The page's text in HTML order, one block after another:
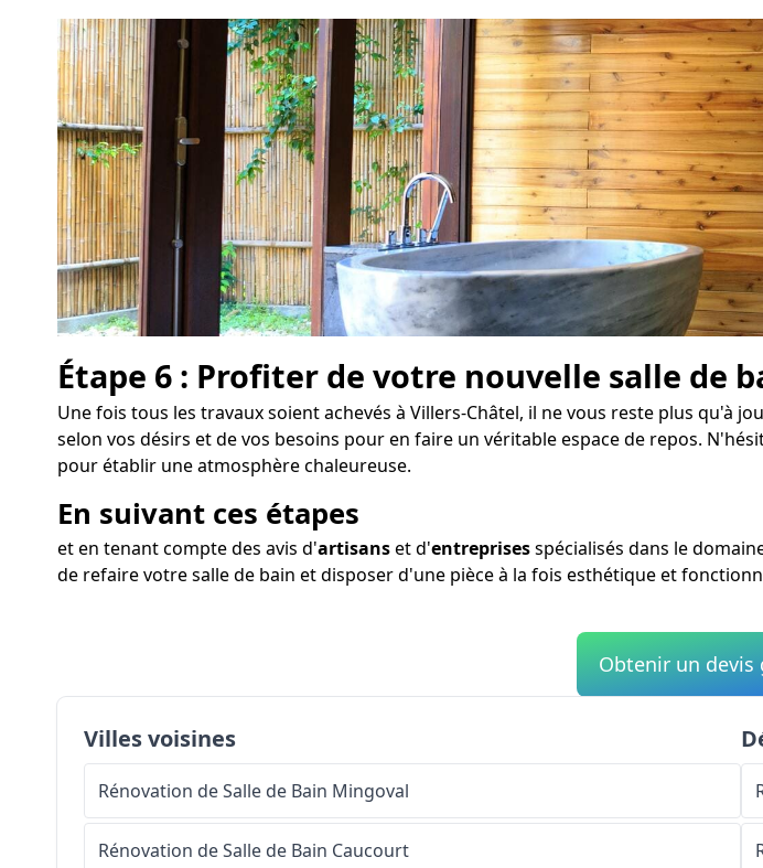
Étape 6 : Profiter de votre nouvelle salle de
Une fois tous les travaux soient achevés à Villers-Châtel, il ne vous reste plus qu'à
selon vos désirs et de vos besoins pour en faire un véritable espace de repos.
pour établir une atmosphère chaleureuse.
En suivant ces étapes
et en tenant compte des avis d'artisanset d'entreprisesspécialisés dans le
de refaire votre salle de bain et disposer d'une pièce à la fois esthétique et
Obtenir un
Villes voisines
Rénovation de Salle de Bain Mingoval
Rénovation de Salle de Bain Caucourt